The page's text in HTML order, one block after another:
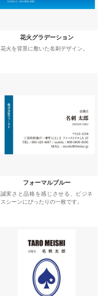
花火グラデーション
花火を背景に敷いた名刺デザイン。
フォーマルブルー
誠実さと品格を感じさせる、ビジネ
スシーンにぴったりの一枚です。